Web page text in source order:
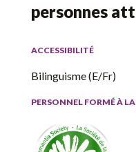
personnes
ACCESSIBILITÉ
Bilinguisme (E/Fr)
PERSONNEL FORMÉ À